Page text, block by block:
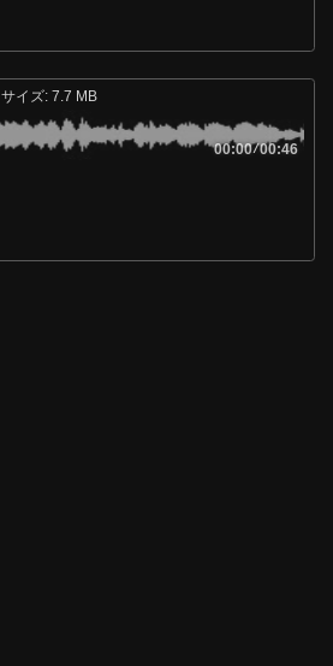
サイズ: 7.7 MB
00:00/00:46